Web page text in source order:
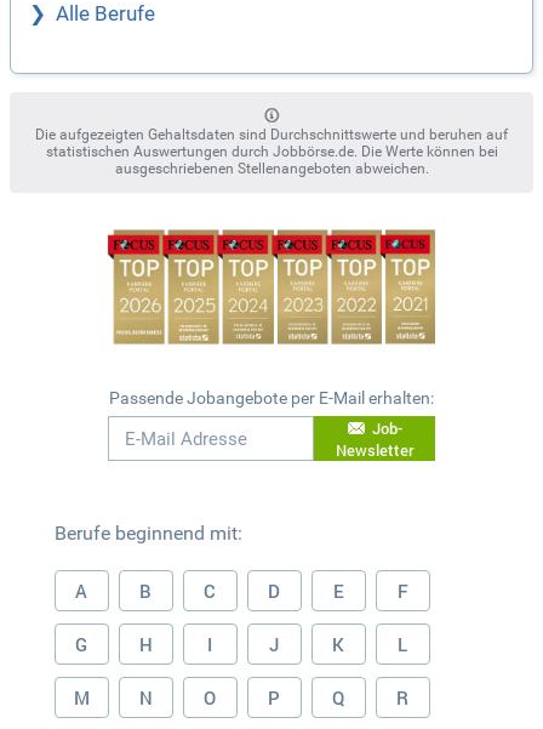
Alle Berufe
Die aufgezeigten Gehaltsdaten sind Durchschnittswerte und beruhen auf
statistischen Auswertungen durch Jobbörse.de. Die Werte können bei
ausgeschriebenen Stellenangeboten abweichen.
Passende Jobangebote per E-Mail erhalten:
Job-
Newsletter
Berufe beginnend mit:
A B C D E F
G H I J K L
M N O P Q R